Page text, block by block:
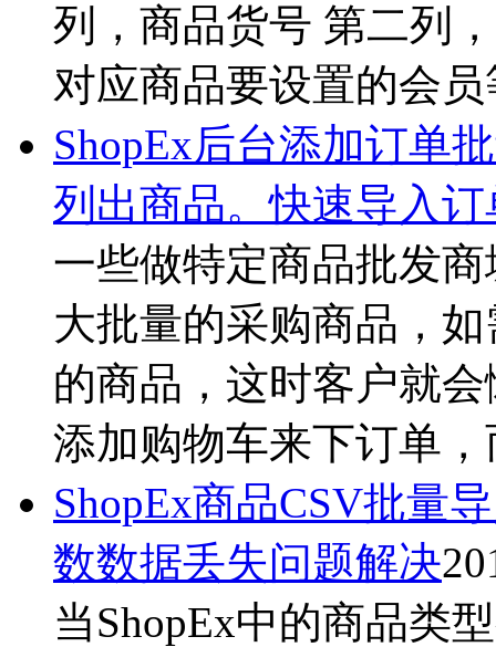
列，商品货号 第二列
对应商品要设置的会
ShopEx后台添加订单
列出商品。快速导入订
一些做特定商品批发
大批量的采购商品，
的商品，这时客户就
添加购物车来下订单，
ShopEx商品CSV批量
数数据丢失问题解决
当ShopEx中的商品类